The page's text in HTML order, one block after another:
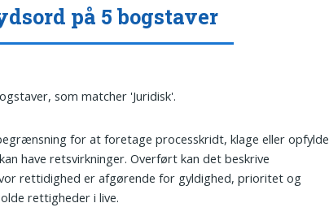
på 5 bogstaver
som matcher 'Juridisk'.
for at foretage processkridt, klage eller opfylde
have retsvirkninger. Overført kan det beskrive
rettidighed er afgørende for gyldighed, prioritet og
rettigheder i live.